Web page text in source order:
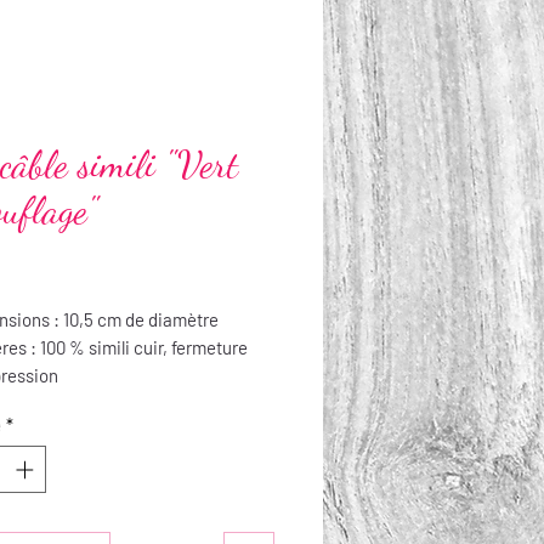
simili "Vert
: 10,5 cm de diamètre
: 100 % simili cuir, fermeture
*